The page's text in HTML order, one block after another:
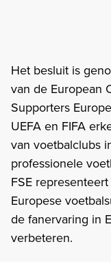
Het besluit is
van de European
Supporters
UEFA en FIFA
van voetbalclubs
professionele
FSE
Europese
de fanervaring in
verbeteren.